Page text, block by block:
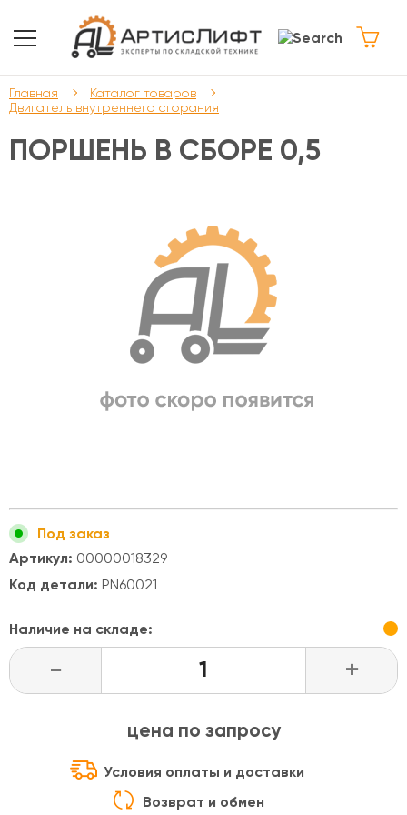
Главная
Каталог товаров
Двигатель внутреннего сгорания
ПОРШЕНЬ В СБОРЕ 0,5
Под заказ
Артикул: 00000018329
Код детали: PN60021
Наличие на складе:
- +
цена по запросу
Условия оплаты и доставки
Возврат и обмен